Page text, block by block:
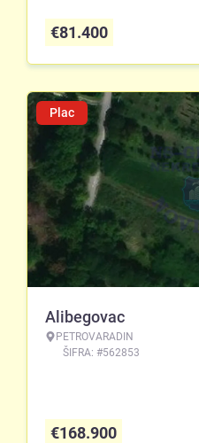
€81.400
Plac
Alibegovac
PETROVARADIN
ŠIFRA: #562853
€168.900